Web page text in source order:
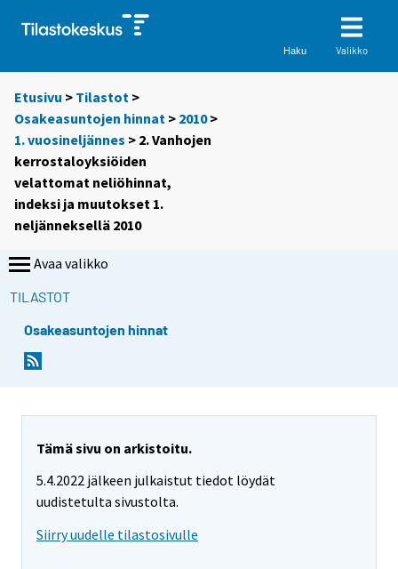
Haku Valikko
Etusivu > Tilastot >
Osakeasuntojen hinnat > 2010>
1. vuosineljännes > 2. Vanhojen
kerrostaloyksiöiden
velattomat neliöhinnat,
indeksi ja muutokset 1.
neljänneksellä 2010
Avaa valikko
TILASTOT
Osakeasuntojen hinnat
Tämä sivu on arkistoitu.
5.4.2022 jälkeen julkaistut tiedot löydät
uudistetulta sivustolta.
Siirry uudelle tilastosivulle